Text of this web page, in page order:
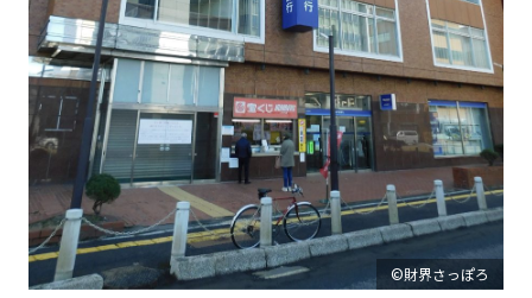
©財界さっぽろ